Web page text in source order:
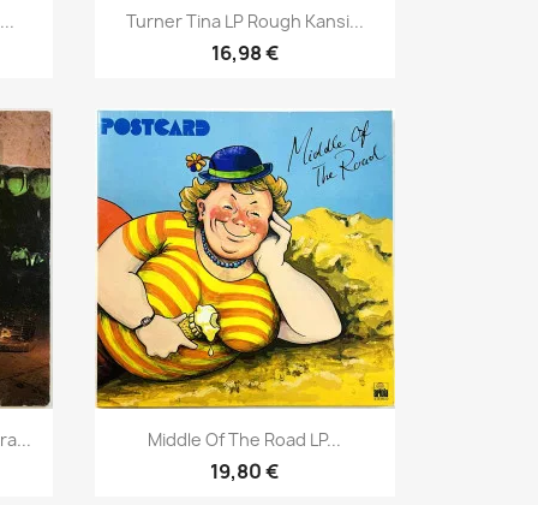
Pikakatselu
Turner Tina LP Rough Kansi...
16,98 €
Pikakatselu
Middle Of The Road LP...
19,80 €